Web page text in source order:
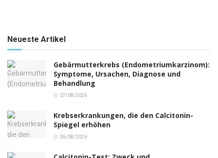
Neueste Artikel
Gebärmutterkrebs (Endometriumkarzinom):
Symptome, Ursachen, Diagnose und
Behandlung
07/08/2026
Krebserkrankungen, die den Calcitonin-
Spiegel erhöhen
06/08/2026